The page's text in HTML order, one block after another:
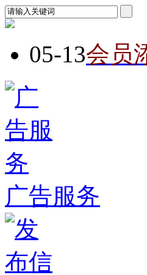
05-13会员
广告服务